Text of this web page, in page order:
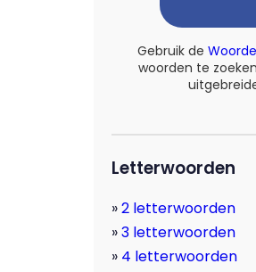
Gebruik de
woorden te
Letterwoorden
2 letterwoorden
3 letterwoorden
4 letterwoorden